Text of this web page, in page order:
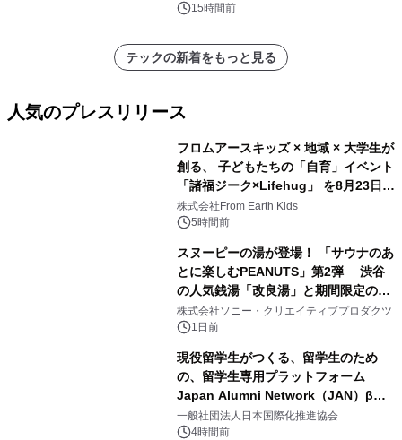
催 英国ラジオ「NTS」の 特別プログ
アーティストを フィーチャーしたアニ
メーションを公開～
15時間前
テックの新着をもっと見る
人気のプレスリリース
フロムアースキッズ × 地域 × 大学生が
創る、 子どもたちの「自育」イベント
「諸福ジーク×Lifehug」 を8月23日
(日)開催
株式会社From Earth Kids
5時間前
スヌーピーの湯が登場！ 「サウナのあ
とに楽しむPEANUTS」第2弾 渋谷
の人気銭湯「改良湯」と期間限定のコ
ラボレーション サウナイキタイコラ
ボグッズも発売決定！
株式会社ソニー・クリエイティブプロダクツ
1日前
現役留学生がつくる、留学生のため
の、留学生専用プラットフォーム
Japan Alumni Network（JAN）β版
をリリース
一般社団法人日本国際化推進協会
4時間前